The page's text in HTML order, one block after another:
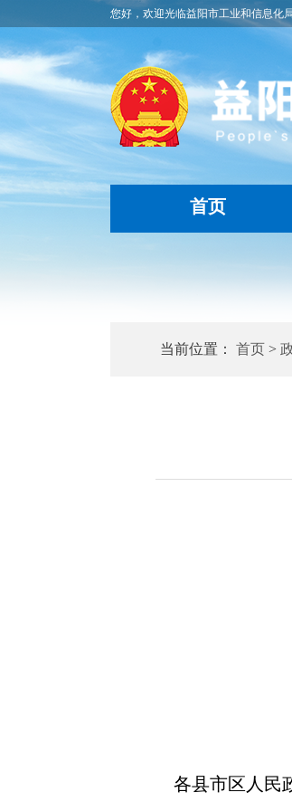
您好，欢迎光临益阳市工业和信息化
首页
当前位置： 首页 >
各县市区人民